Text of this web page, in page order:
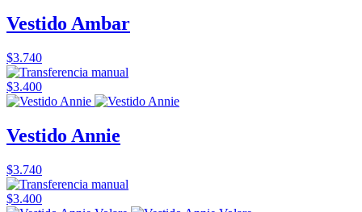
Vestido Ambar
$3.740
$3.400
Vestido Annie
$3.740
$3.400